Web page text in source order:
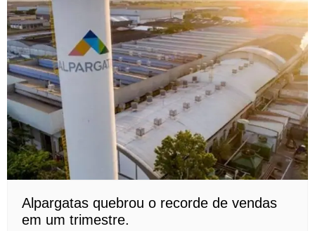
Alpargatas quebrou o recorde de vendas
em um trimestre.